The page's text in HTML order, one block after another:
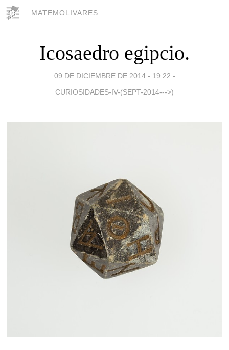
MATEMOLIVARES
Icosaedro egipcio.
09 DE DICIEMBRE DE 2014 - 19:22 -
CURIOSIDADES-IV-(SEPT-2014--->)